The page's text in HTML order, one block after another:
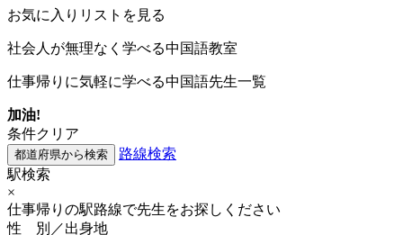
お気に入りリストを見る
社会人が無理なく学べる中国語教室
仕事帰りに気軽に学べる中国語先生一覧
加油!
条件クリア
路線検索
駅検索
×
仕事帰りの駅路線で先生をお探しください
性 別／出身地